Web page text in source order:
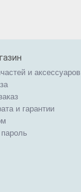
и аксессуаров
и гарантии